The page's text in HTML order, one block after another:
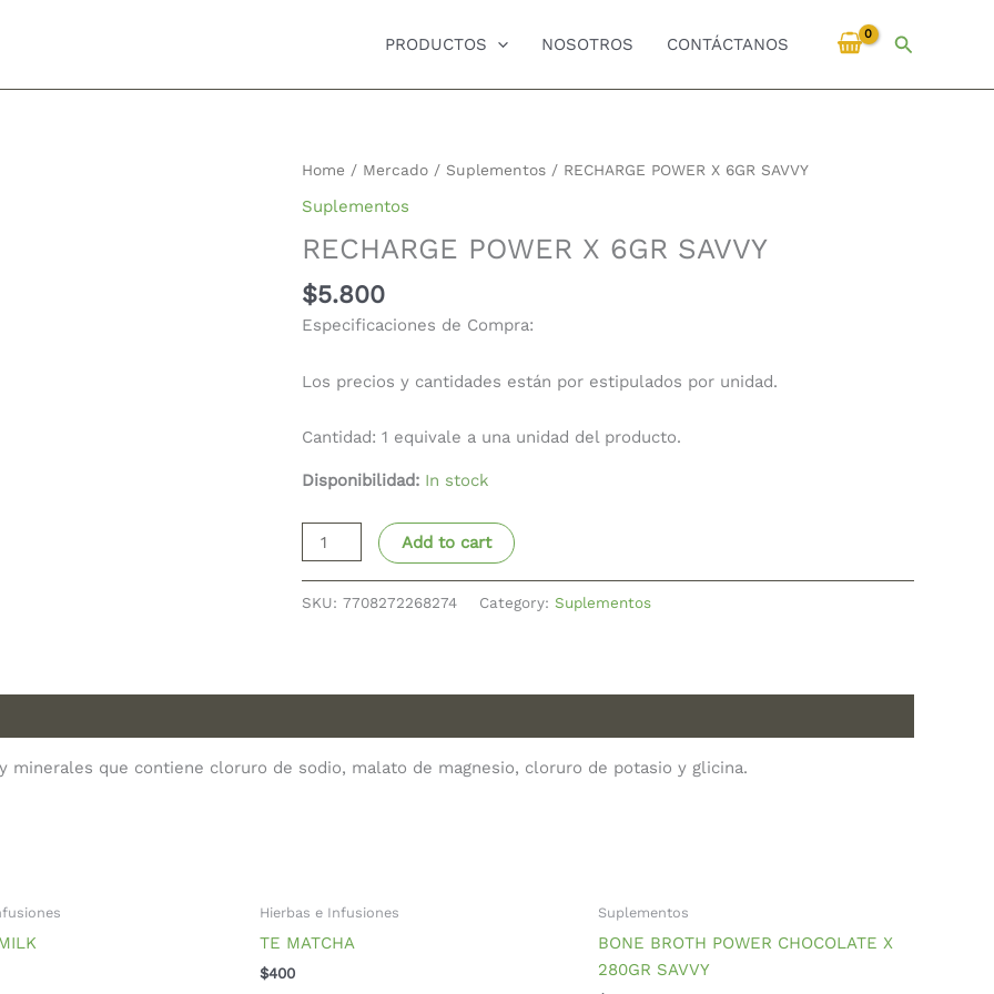
PRODUCTOS NOSOTROS CONTÁCTANOS Buscar
Home / Mercado / Suplementos / RECHARGE POWER X 6GR SAVVY
Suplementos
RECHARGE POWER X 6GR SAVVY
$5.800
Especificaciones de Compra:
Los precios y cantidades están por estipulados por unidad.
Cantidad: 1 equivale a una unidad del producto.
Disponibilidad: In stock
RECHARGE
POWER
6GR
quantity
Add to cart
SKU: 7708272268274 Category: Suplementos
minerales que contiene cloruro de sodio, malato de magnesio, cloruro de potasio y glicina.
Hierbas e Infusiones
TE MATCHA
$400
Suplementos
BONE BROTH POWER CHOCOLATE X
280GR SAVVY